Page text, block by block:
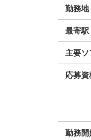
勤務地
最寄駅
主要ソ
応募
勤務開